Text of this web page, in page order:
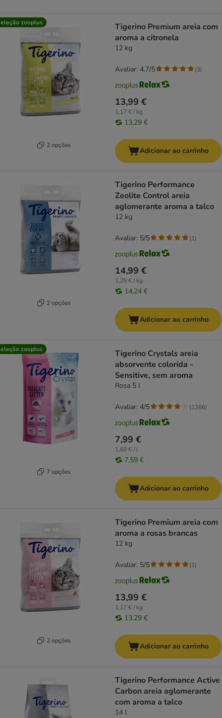
zooplus
2 opções
Tigerino Premium areia com
aroma a citronela
12 kg
13,99 €
1,17 € / kg
13,29 €
Avaliar: 4.7/5 (3)
Adicionar ao carrinho
2 opções
Tigerino Performance
Zeolite Control areia
aglomerante aroma a talco
12 kg
14,99 €
1,25 € / kg
14,24 €
Avaliar: 5/5 (1)
Adicionar ao carrinho
zooplus
7 opções
Tigerino Crystals areia
absorvente colorida -
Sensitive, sem aroma
Rosa 5 l
7,99 €
1,60 € / l
7,59 €
Avaliar: 4/5 (1266)
Adicionar ao carrinho
2 opções
Tigerino Premium areia com
aroma a rosas brancas
12 kg
13,99 €
1,17 € / kg
13,29 €
Avaliar: 5/5 (1)
Adicionar ao carrinho
Tigerino Performance Active
Carbon areia aglomerante
com aroma a talco
14 l